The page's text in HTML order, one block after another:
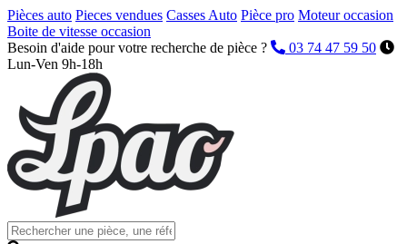
Pièces auto Pieces vendues Casses Auto Pièce pro Moteur occasion
Boite de vitesse occasion
Besoin d'aide pour votre recherche de pièce ?
03 74 47 59 50
Lun-Ven 9h-18h